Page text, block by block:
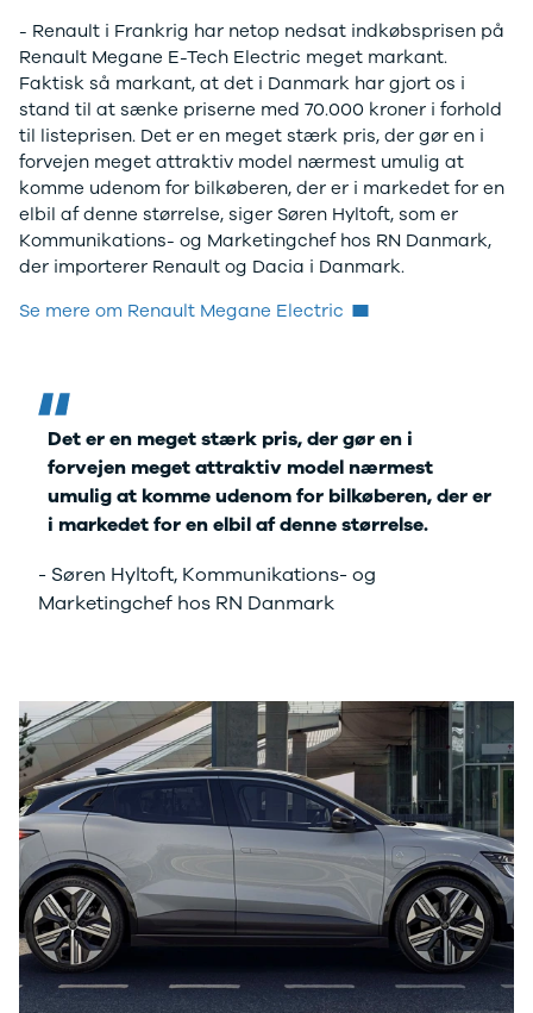
4 Electric
Modeller
Anmeldelser
Privatleasing
Tilbud
Megane
Electric
Modeller
Anmeldelser
Privatleasing
Scenic
Anmeldelser
Tilbud
Dacia
Bigster
Modeller
Privatleasing
Tilbud
Privatleasing
Tilbud
Sandero
Modeller
Anmeldelser
Privatleasing
Tilbud
Jogger
Modeller
Anmeldelser
Privatleasing
Tilbud
Billig bil
under
100.000 kr.
100.000 -
200.000 kr.
200.000 -
300.000 kr.
300.000 -
400.000 kr.
400.000 -
Over
Byer og
områder
Se alle byer
og områder
Viborg
Holstebro
af brugte
biler
Budget op til
4.000 kr.
Budget op til
3.500 kr.
Budget op til
3.000 kr.
Lån til bilen
guide
Oversigt
Book tid i et af
vores bilhuse
har mere end
års erfaring
autoriseret
service
- Renault i Frankrig har netop nedsat indkøbsprisen på
Renault Megane E-Tech Electric meget markant.
Faktisk så markant, at det i Danmark har gjort os i
stand til at sænke priserne med 70.000 kroner i forhold
til listeprisen. Det er en meget stærk pris, der gør en i
forvejen meget attraktiv model nærmest umulig at
komme udenom for bilkøberen, der er i markedet for en
elbil af denne størrelse, siger Søren Hyltoft, som er
Kommunikations- og Marketingchef hos RN Danmark,
der importerer Renault og Dacia i Danmark.
Se mere om Renault Megane Electric
Det er en meget stærk pris, der gør en i
forvejen meget attraktiv model nærmest
umulig at komme udenom for bilkøberen, der er
i markedet for en elbil af denne størrelse.
- Søren Hyltoft, Kommunikations- og
Marketingchef hos RN Danmark